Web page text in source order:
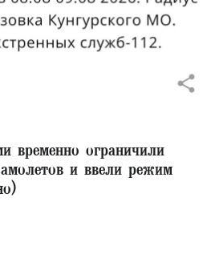
временно ограничили
и ввели режим